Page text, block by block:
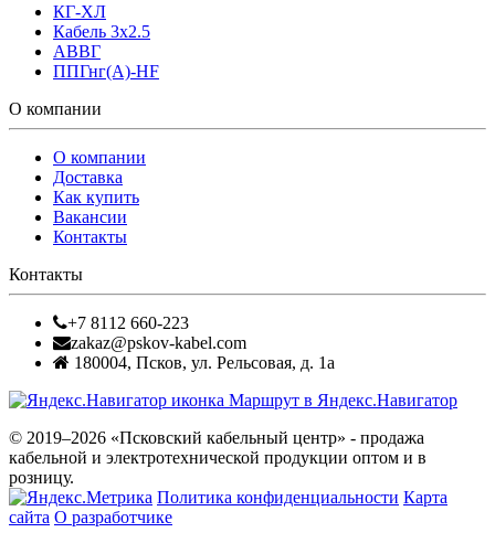
КГ-ХЛ
Кабель 3x2.5
АВВГ
ППГнг(А)-HF
О компании
О компании
Доставка
Как купить
Вакансии
Контакты
Контакты
+7 8112 660-223
zakaz@pskov-kabel.com
180004, Псков, ул. Рельсовая, д. 1а
Маршрут в Яндекс.Навигатор
© 2019–2026 «Псковский кабельный центр» - продажа
кабельной и электротехнической продукции оптом и в
розницу.
Политика конфиденциальности Карта
сайта О разработчике